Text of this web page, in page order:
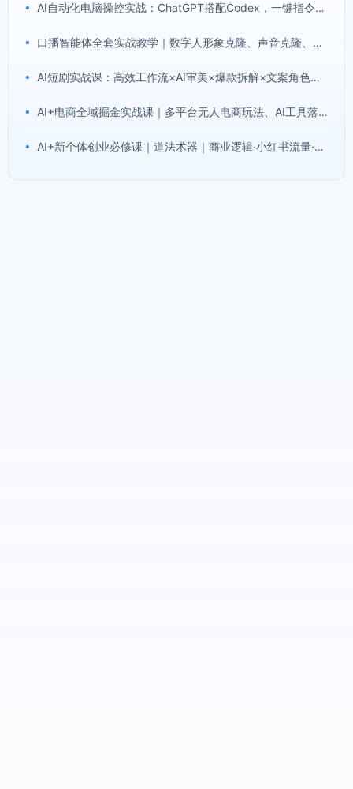
• AI自动化电脑操控实战：ChatGPT搭配Codex，一键指令远程自动操控电脑完成工作
• 口播智能体全套实战教学｜数字人形象克隆、声音克隆、AI视频生成、文案改写、软件配置零基础落地课
• AI短剧实战课：高效工作流×AI审美×爆款拆解×文案角色场景分镜×LibTV进阶×站位控制×从脚本到成片交付全流程
• AI+电商全域掘金实战课｜多平台无人电商玩法、AI工具落地、供应链合规、全域变现闭环全套教程
• AI+新个体创业必修课｜道法术器｜商业逻辑·小红书流量·AI智能体｜低成本打造个人变现小生意全套教学